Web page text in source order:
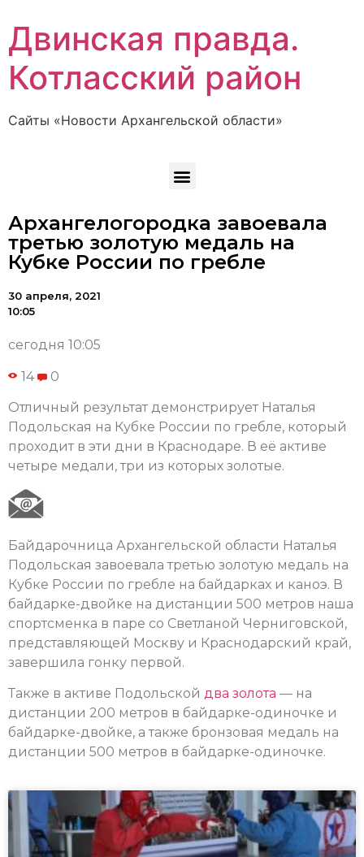
Двинская правда.
Котласский район
Сайты «Новости Архангельской области»
Архангелогородка завоевала
третью золотую медаль на
Кубке России по гребле
30 апреля, 2021
10:05
сегодня 10:05
14 0
Отличный результат демонстрирует Наталья
Подольская на Кубке России по гребле, который
проходит в эти дни в Краснодаре. В её активе
четыре медали, три из которых золотые.
Байдарочница Архангельской области Наталья
Подольская завоевала третью золотую медаль на
Кубке России по гребле на байдарках и каноэ. В
байдарке-двойке на дистанции 500 метров наша
спортсменка в паре со Светланой Черниговской,
представляющей Москву и Краснодарский край,
завершила гонку первой.
Также в активе Подольской два золота — на
дистанции 200 метров в байдарке-одиночке и
байдарке-двойке, а также бронзовая медаль на
дистанции 500 метров в байдарке-одиночке.